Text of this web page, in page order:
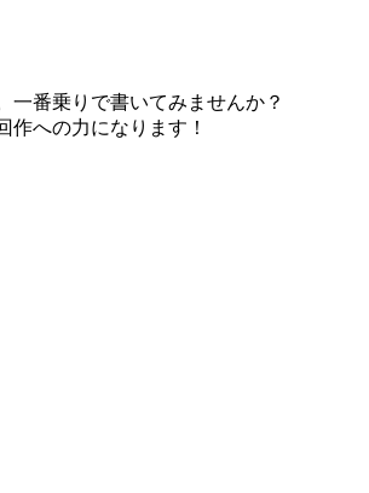
一番乗りで書いてみませんか？
への力になります！